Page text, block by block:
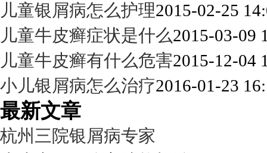
儿童银屑病怎么护理2015-02-25
儿童牛皮癣症状是什么2015-03-09
儿童牛皮癣有什么危害2015-12-04
小儿银屑病怎么治疗2016-01-23
最新文章
杭州三院银屑病专家